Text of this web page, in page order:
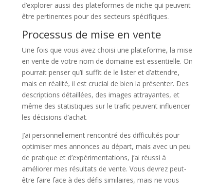
d’explorer aussi des plateformes de niche qui peuvent
être pertinentes pour des secteurs spécifiques.
Processus de mise en vente
Une fois que vous avez choisi une plateforme, la mise
en vente de votre nom de domaine est essentielle. On
pourrait penser qu’il suffit de le lister et d’attendre,
mais en réalité, il est crucial de bien la présenter. Des
descriptions détaillées, des images attrayantes, et
même des statistiques sur le trafic peuvent influencer
les décisions d’achat.
J’ai personnellement rencontré des difficultés pour
optimiser mes annonces au départ, mais avec un peu
de pratique et d’expérimentations, j’ai réussi à
améliorer mes résultats de vente. Vous devrez peut-
être faire face à des défis similaires, mais ne vous